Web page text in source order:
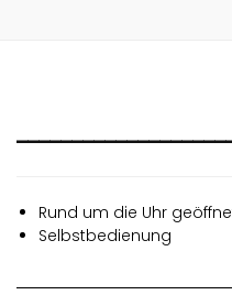
Rund um die Uhr
Selbstbedienung